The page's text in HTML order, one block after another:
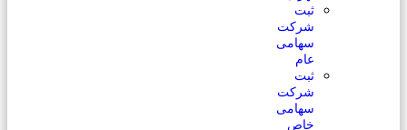
ثبت
شرکت
سهامی
عام
ثبت
شرکت
سهامی
خاص